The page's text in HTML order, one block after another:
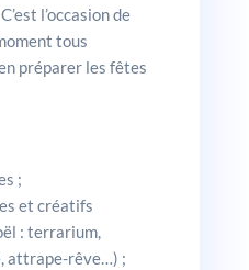
l’occasion de
tous
préparer les fêtes
;
et créatifs
: terrarium,
attrape-rêve…) ;